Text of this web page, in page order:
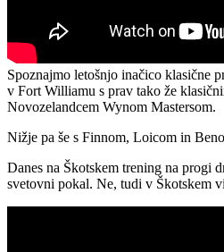
Spoznajmo letošnjo inačico klasične
v Fort Williamu s prav tako že
Novozelandcem Wynom Mastersom.
Nižje pa še s Finnom, Loicom in
Danes na Škotskem trening na progi
svetovni pokal. Ne, tudi v Škotskem